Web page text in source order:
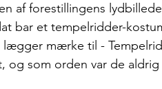
af forestillingens
bar et tempelridder-
lægger mærke til -
og som orden var de